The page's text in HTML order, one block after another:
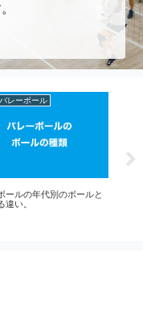
レーボール
ールの年代別のボールと
違い。